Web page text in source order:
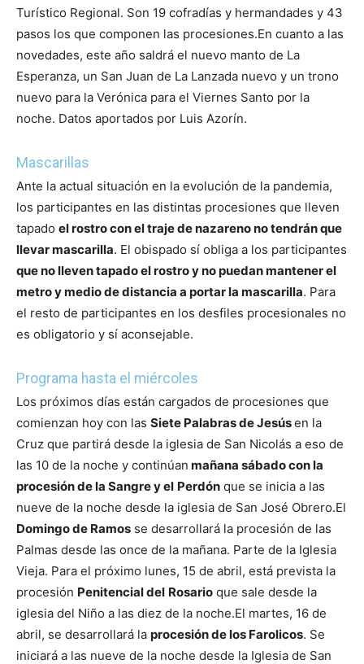
Turístico Regional. Son 19 cofradías y hermandades y 43
pasos los que componen las procesiones.En cuanto a las
novedades, este año saldrá el nuevo manto de La
Esperanza, un San Juan de La Lanzada nuevo y un trono
nuevo para la Verónica para el Viernes Santo por la
noche. Datos aportados por Luis Azorín.
Mascarillas
Ante la actual situación en la evolución de la pandemia,
los participantes en las distintas procesiones que lleven
tapado el rostro con el traje de nazareno no tendrán que
llevar mascarilla. El obispado sí obliga a los participantes
que no lleven tapado el rostro y no puedan mantener el
metro y medio de distancia a portar la mascarilla. Para
el resto de participantes en los desfiles procesionales no
es obligatorio y sí aconsejable.
Programa hasta el miércoles
Los próximos días están cargados de procesiones que
comienzan hoy con las Siete Palabras de Jesúsen la
Cruz que partirá desde la iglesia de San Nicolás a eso de
las 10 de la noche y continúan mañana sábado con la
procesión de la Sangre y el Perdón que se inicia a las
nueve de la noche desde la iglesia de San José Obrero.El
Domingo de Ramos se desarrollará la procesión de las
Palmas desde las once de la mañana. Parte de la Iglesia
Vieja. Para el próximo lunes, 15 de abril, está prevista la
procesión Penitencial del Rosario que sale desde la
iglesia del Niño a las diez de la noche.El martes, 16 de
abril, se desarrollará la procesión de los Farolicos. Se
iniciará a las nueve de la noche desde la Iglesia de San